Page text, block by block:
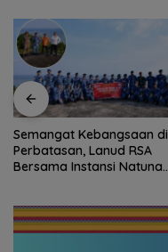
Semangat Kebangsaan di
Perbatasan, Lanud RSA
Bersama Instansi Natuna